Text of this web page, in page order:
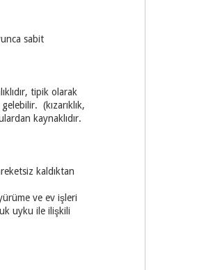
sabit
tipik olarak
(kızarıklık,
kaynaklıdır.
kaldıktan
ve ev işleri
uyku ile ilişkili